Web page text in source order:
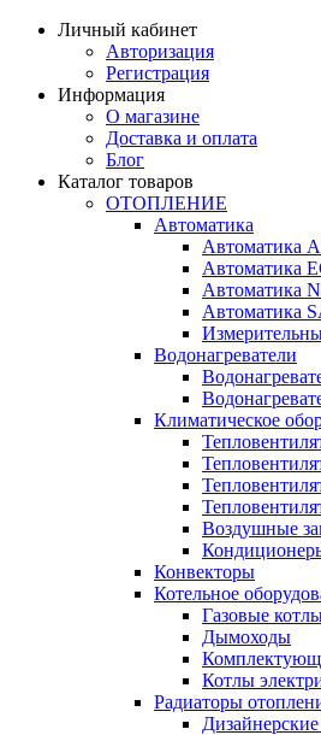
Личный кабинет
Авторизация
Регистрация
Информация
О магазине
Доставка и оплата
Блог
Каталог товаров
ОТОПЛЕНИЕ
Автоматика
Автоматика
Автоматика
Автоматика
Автоматика
Водонагреватели
Климатическое
Воздушные
Конвекторы
Котельное
Газовые
Дымоходы
Котлы
Радиаторы